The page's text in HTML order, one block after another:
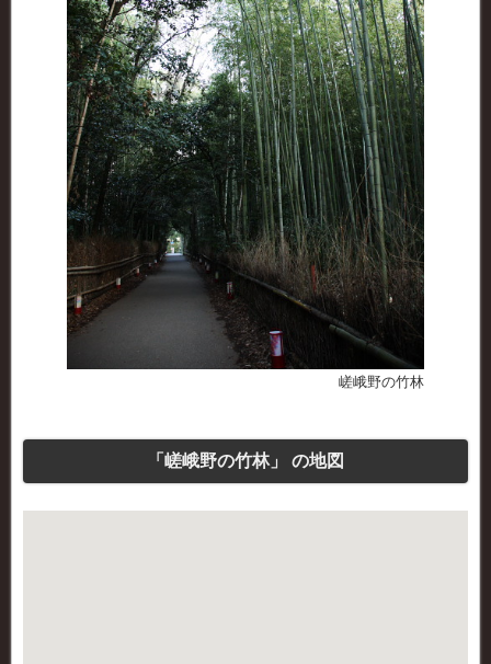
嵯峨野の竹林
「嵯峨野の竹林」 の地図